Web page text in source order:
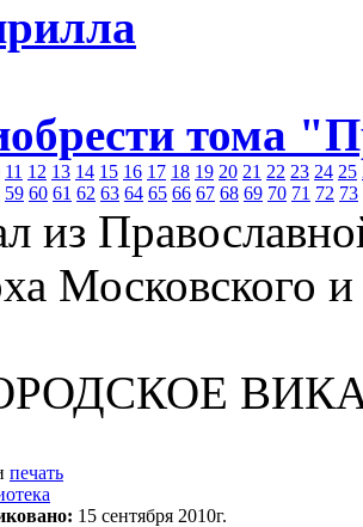
тома
11 12 13 14 15 16 17 18 19 20 21 22 23 24 25
59 60 61 62 63 64 65 66 67 68 69 70 71 72 73
из
Московского
печать
15 сентября 2010г.